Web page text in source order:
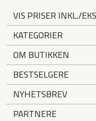
VIS PRISER INKL./
KATEGORIER
OM BUTIKKEN
BESTSELGERE
NYHETSBREV
PARTNERE